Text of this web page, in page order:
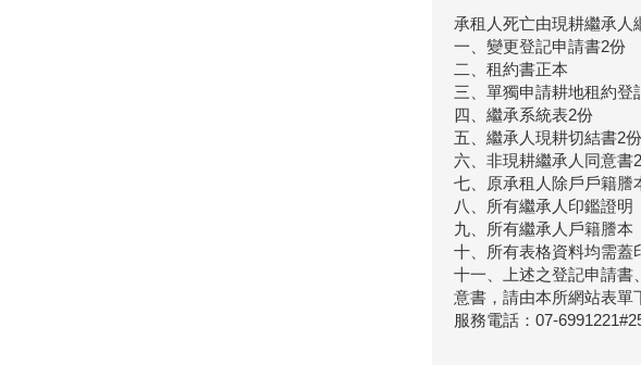
承租人死亡由現耕繼承人
一、變更登記申請書2份
二、租約書正本
三、單獨申請耕地租約登
四、繼承系統表2份
五、繼承人現耕切結書2份
六、非現耕繼承人同意書
七、原承租人除戶戶籍謄
八、所有繼承人印鑑證明
九、所有繼承人戶籍謄本
十、所有表格資料均需蓋
十一、上述之登記申請書
意書，請由本所網站表單
服務電話：07-